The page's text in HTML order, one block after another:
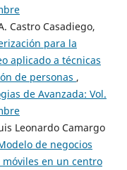
Castro Casadiego,
para la
aplicado a técnicas
de personas ,
de Avanzada: Vol.
Leonardo Camargo
de negocios
móviles en un centro